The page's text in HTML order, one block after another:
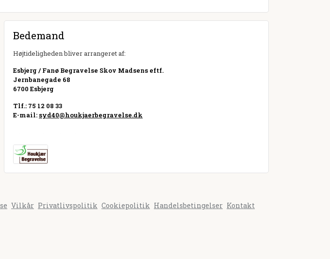
Bedemand
Højtideligheden bliver arrangeret af:
Esbjerg / Fanø Begravelse Skov Madsens eftf.
Jernbanegade 68
6700 Esbjerg
Tlf.: 75 12 08 33
E-mail: syd40@houkjaerbegravelse.dk
Vilkår Privatlivspolitik Cookiepolitik Handelsbetingelser Kontakt